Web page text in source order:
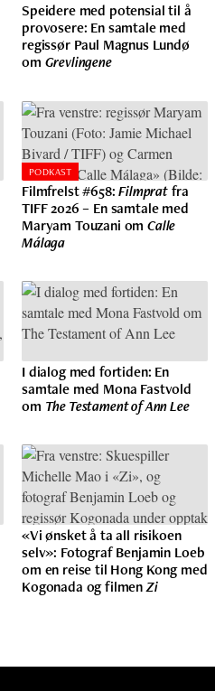
Speidere med potensial til å
provosere: En samtale med
regissør Paul Magnus Lundø
om Grevlingene
PODKAST
Filmfrelst #658:Filmpratfra
TIFF 2026 – En samtale med
Maryam Touzani omCalle
Málaga
I dialog med fortiden: En
samtale med Mona Fastvold
om The Testament of Ann Lee
«Vi ønsket å ta all risikoen
selv»: Fotograf Benjamin Loeb
om en reise til Hong Kong med
Kogonada og filmenZi